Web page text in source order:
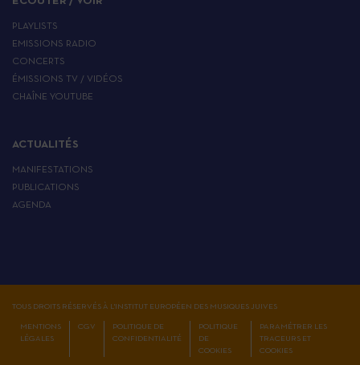
PLAYLISTS
EMISSIONS RADIO
CONCERTS
ÉMISSIONS TV / VIDÉOS
CHAÎNE YOUTUBE
ACTUALITÉS
MANIFESTATIONS
PUBLICATIONS
AGENDA
TOUS DROITS RÉSERVÉS À L'INSTITUT EUROPÉEN DES MUSIQUES JUIVES
MENTIONS
LÉGALES
CGV
POLITIQUE DE
CONFIDENTIALITÉ
POLITIQUE
DE
COOKIES
PARAMÉTRER LES
TRACEURS ET
COOKIES